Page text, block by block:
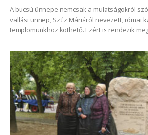
A búcsú ünnepe nemcsak a mulatságokról
vallási ünnep, Szűz Máriáról nevezett, római
templomunkhoz köthető. Ezért is rendezik